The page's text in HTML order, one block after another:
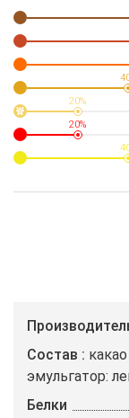
20%
20%
Состав
эмульгатор:
Белки